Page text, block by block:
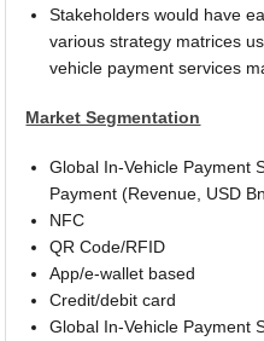
Stakeholders would have
various strategy matrices
vehicle payment services
Market Segmentation
Global In-Vehicle Payment
Payment (Revenue, USD
NFC
QR Code/RFID
App/e-wallet based
Credit/debit card
Global In-Vehicle Payment